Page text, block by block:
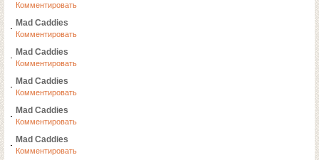
Комментировать
Mad Caddies
Комментировать
Mad Caddies
Комментировать
Mad Caddies
Комментировать
Mad Caddies
Комментировать
Mad Caddies
Комментировать